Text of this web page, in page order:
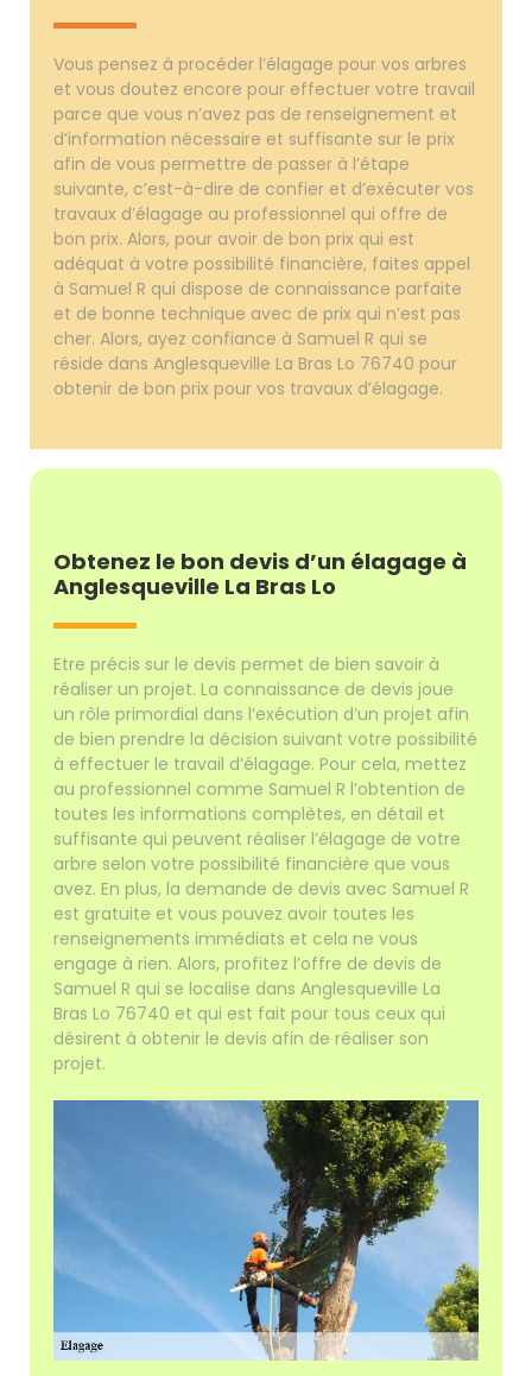
Vous pensez à procéder l’élagage pour vos arbres
et vous doutez encore pour effectuer votre travail
parce que vous n’avez pas de renseignement et
d’information nécessaire et suffisante sur le prix
afin de vous permettre de passer à l’étape
suivante, c’est-à-dire de confier et d’exécuter vos
travaux d’élagage au professionnel qui offre de
bon prix. Alors, pour avoir de bon prix qui est
adéquat à votre possibilité financière, faites appel
à Samuel R qui dispose de connaissance parfaite
et de bonne technique avec de prix qui n’est pas
cher. Alors, ayez confiance à Samuel R qui se
réside dans Anglesqueville La Bras Lo 76740 pour
obtenir de bon prix pour vos travaux d’élagage.
Obtenez le bon devis d’un élagage à
Anglesqueville La Bras Lo
Etre précis sur le devis permet de bien savoir à
réaliser un projet. La connaissance de devis joue
un rôle primordial dans l’exécution d’un projet afin
de bien prendre la décision suivant votre possibilité
à effectuer le travail d’élagage. Pour cela, mettez
au professionnel comme Samuel R l’obtention de
toutes les informations complètes, en détail et
suffisante qui peuvent réaliser l’élagage de votre
arbre selon votre possibilité financière que vous
avez. En plus, la demande de devis avec Samuel R
est gratuite et vous pouvez avoir toutes les
renseignements immédiats et cela ne vous
engage à rien. Alors, profitez l’offre de devis de
Samuel R qui se localise dans Anglesqueville La
Bras Lo 76740 et qui est fait pour tous ceux qui
désirent à obtenir le devis afin de réaliser son
projet.